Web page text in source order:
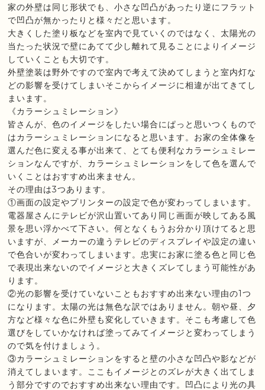
家の外壁は同じ形状でも、小さな凹凸があったり逆にフラット
で凹凸が無かったりと様々だと思います。
大きくした塗り板などを室内で見ていくのではなく、太陽光の
当たった状況で壁にあてて少し離れて見ることによりイメージ
していくことも大切です。
外壁塗装は野外ですので室内で考えて決めてしまうと室内灯な
どの影響を受けてしまいそこからイメージに相違が出てきてし
まいます。
《カラーシュミレーション》
皆さんが、色のイメージをしたい場合にぱっと思いつくもので
はカラーシュミレーションになると思います。お家の全体像を
選んだ色に変える事が出来て、とても便利なカラーシュミレー
ションなんですが、カラーシュミレーションをして色を選んで
いくことはおすすめ出来ません。
その理由は3つあります。
①画面の設定やプリンターの設定で色が変わってしまいます。
電器屋さんにテレビが沢山置いてあり同じ画面が映してある風
景を思い浮かべて下さい。何となくもうお分かり頂けてると思
いますが、メーカーの違うテレビのディスプレイや設定の違い
で色合いが変わってしまいます。忠実にお家に塗る色と同じ色
で表現出来ないのでイメージと大きくズレてしまう可能性があ
ります。
②光の影響を受けていないこともおすすめ出来ない理由の1つ
になります。太陽の光は無色な訳ではありません。朝や昼、夕
方など様々な色に外壁も変化していきます。そこも考慮して色
選びをしていかなければ塗ってみてイメージと変わってしまう
ので気を付けましょう。
③カラーシュミレーションをすると壁の小さな凹凸や影などが
消えてしまいます。ここもイメージとのズレが大きく出てしま
う部分ですのでおすすめ出来ない理由です。凹凸により光の具